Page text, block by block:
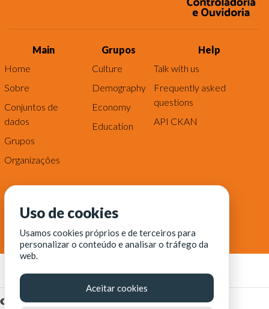
Main
Home
Sobre
Conjuntos de
dados
Grupos
Organizações
Grupos
Culture
Demography
Economy
Education
Help
Talk with us
Frequently asked
questions
API CKAN
© Fortaleza Digital || CITINOVA - Fundação de Ciência,
Uso de cookies
Usamos cookies próprios e de terceiros para
personalizar o conteúdo e analisar o tráfego da
web.
Aceitar cookies